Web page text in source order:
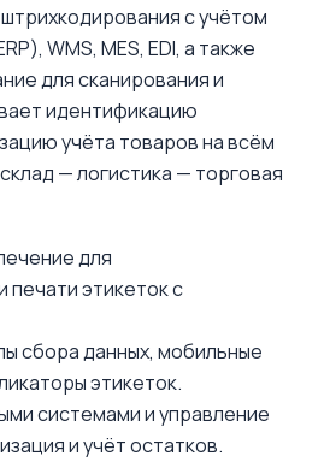
с учётом
WMS, MES, EDI, а также
для сканирования и
идентификацию
учёта товаров на всём
— логистика — торговая
для
печати этикеток с
сбора данных, мобильные
этикеток.
системами и управление
и учёт остатков.